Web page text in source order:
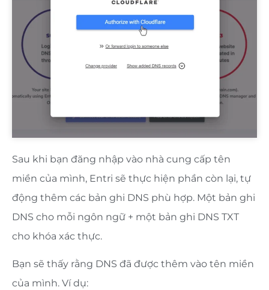
Sau khi bạn đăng nhập vào nhà cung cấp tên
miền của mình, Entri sẽ thực hiện phần còn lại, tự
động thêm các bản ghi DNS phù hợp. Một bản ghi
DNS cho mỗi ngôn ngữ + một bản ghi DNS TXT
cho khóa xác thực.
Bạn sẽ thấy rằng DNS đã được thêm vào tên miền
của mình. Ví dụ: